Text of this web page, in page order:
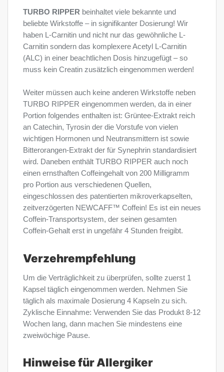
TURBO RIPPER beinhaltet viele bekannte und
beliebte Wirkstoffe – in signifikanter Dosierung! Wir
haben L-Carnitin und nicht nur das gewöhnliche L-
Carnitin sondern das komplexere Acetyl L-Carnitin
(ALC) in einer beachtlichen Dosis hinzugefügt – so
muss kein Creatin zusätzlich eingenommen werden!
Weiter müssen auch keine anderen Wirkstoffe neben
TURBO RIPPER eingenommen werden, da in einer
Portion folgendes enthalten ist: Grüntee-Extrakt reich
an Catechin, Tyrosin der die Vorstufe von vielen
wichtigen Hormonen und Neutransmittern ist sowie
Bitterorangen-Extrakt der für Synephrin standardisiert
wird. Daneben enthält TURBO RIPPER auch noch
einen ernsthaften Coffeingehalt von 200 Milligramm
pro Portion aus verschiedenen Quellen,
eingeschlossen des patentierten mikroverkapselten,
zeitverzögerten NEWCAFF™ Coffein! Es ist ein neues
Coffein-Transportsystem, der seinen gesamten
Coffein-Gehalt erst in ungefähr 4 Stunden freigibt.
Verzehrempfehlung
Um die Verträglichkeit zu überprüfen, sollte zuerst 1
Kapsel täglich eingenommen werden. Nehmen Sie
täglich als maximale Dosierung 4 Kapseln zu sich.
Zyklische Einnahme: Verwenden Sie das Produkt 8-12
Wochen lang, dann machen Sie mindestens eine
zweiwöchige Pause.
Hinweise für Allergiker